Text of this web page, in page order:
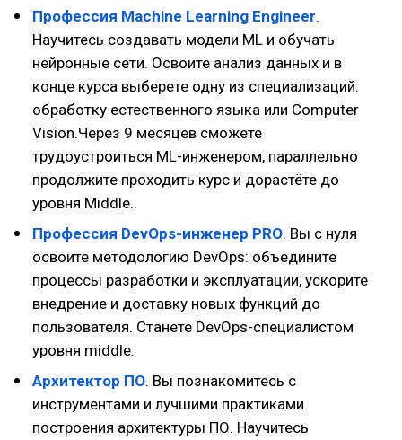
Профессия Machine Learning Engineer.
Научитесь создавать модели ML и обучать
нейронные сети. Освоите анализ данных и в
конце курса выберете одну из специализаций:
обработку естественного языка или Computer
Vision.Через 9 месяцев сможете
трудоустроиться ML-инженером, параллельно
продолжите проходить курс и дорастёте до
уровня Middle..
Профессия DevOps-инженер PRO. Вы с нуля
освоите методологию DevOps: объедините
процессы разработки и эксплуатации, ускорите
внедрение и доставку новых функций до
пользователя. Станете DevOps-специалистом
уровня middle.
Архитектор ПО. Вы познакомитесь с
инструментами и лучшими практиками
построения архитектуры ПО. Научитесь